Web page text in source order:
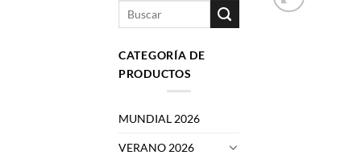
CATEGORÍA DE
PRODUCTOS
MUNDIAL 2026
VERANO 2026